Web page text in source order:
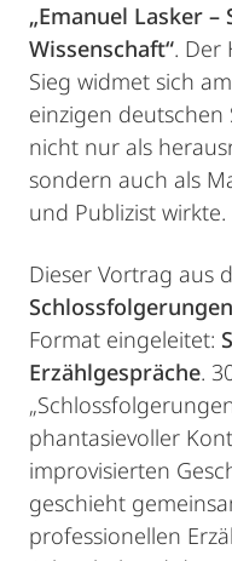
„Emanuel Lasker –
Wissenschaft“. Der
Sieg widmet sich
einzigen deutschen
nicht nur als
sondern auch als
und Publizist wirkte.
Dieser Vortrag aus
Schlossfolgerungen
Format eingeleitet:
Erzählgespräche.
phantasievoller
improvisierten
geschieht
professionellen